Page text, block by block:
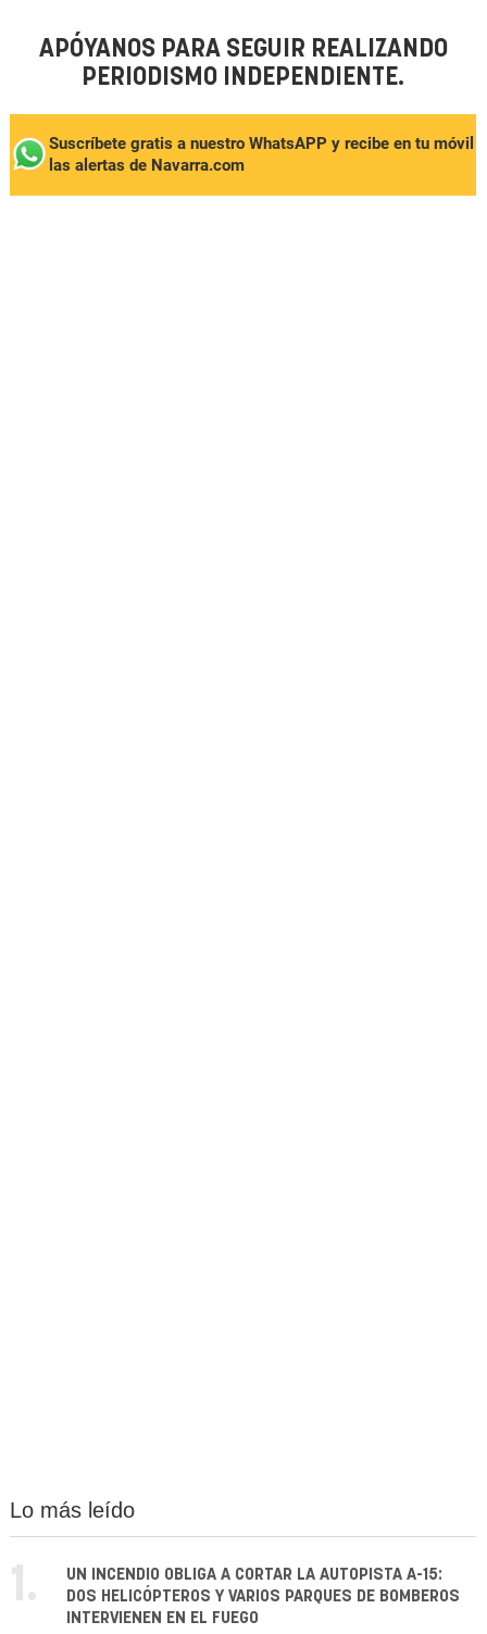
APÓYANOS PARA SEGUIR REALIZANDO
PERIODISMO INDEPENDIENTE.
Suscríbete gratis a nuestro WhatsAPP y recibe en tu móvil
las alertas de Navarra.com
Lo más leído
1.
UN INCENDIO OBLIGA A CORTAR LA AUTOPISTA A-15:
DOS HELICÓPTEROS Y VARIOS PARQUES DE BOMBEROS
INTERVIENEN EN EL FUEGO